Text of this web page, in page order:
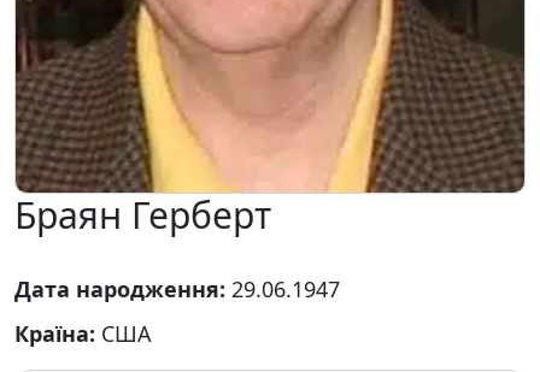
Браян Герберт
Дата народження: 29.06.1947
Країна: США